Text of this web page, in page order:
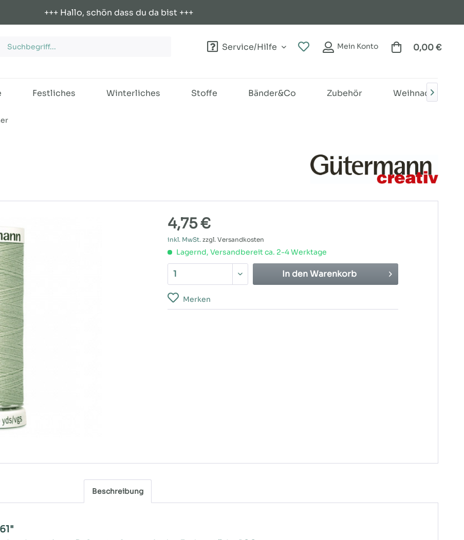
+++ Hallo, schön dass du da bist +++
Service/Hilfe Mein Konto 0,00 €
Festliches Winterliches Stoffe Bänder&Co Zubehör Weihnachten

4,75 €
inkl. MwSt. zzgl. Versandkosten
Lagernd, Versandbereit ca. 2-4 Werktage
In den Warenkorb
Merken
Beschreibung